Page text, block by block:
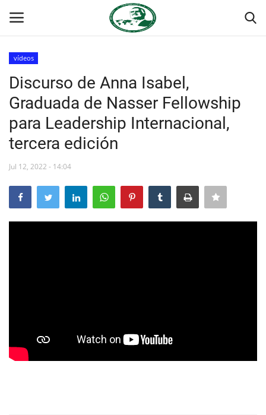
Inicio
Foro Internacional Nasser
Contacto
Egipto
Nasser Fellowship para Leadership
Internacional
vídeos
Discurso de Anna Isabel,
Graduada de Nasser Fellowship
para Leadership Internacional,
tercera edición
Jul 12, 2022 - 14:04